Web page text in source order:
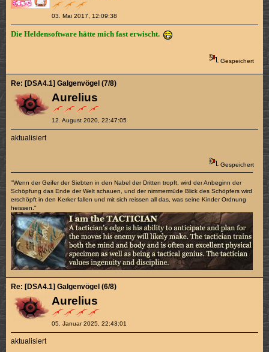
03. Mai 2017, 12:09:38
Die Heldensoftware hätte mich fast erwischt.
Gespeichert
Aurelius
12. August 2020, 22:47:05
Re: [DSA4.1] Galgenvögel (7/8)
aktualisiert
Gespeichert
"Wenn der Geifer der Siebten in den Nabel der Dritten tropft, wird der Anbeginn der
Schöpfung das Ende der Welt schauen, und der nimmermüde Blick des Schöpfers wird
erschöpft in den Kerker fallen und mit sich reissen all das, was seine Kinder Ordnung
heissen."
Aurelius
05. Januar 2025, 22:43:01
Re: [DSA4.1] Galgenvögel (6/8)
aktualisiert